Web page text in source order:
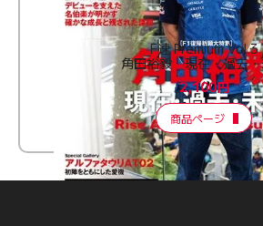
F速 Premium Vol.3
角田裕毅 現在・過去
2,100円
商品ページ